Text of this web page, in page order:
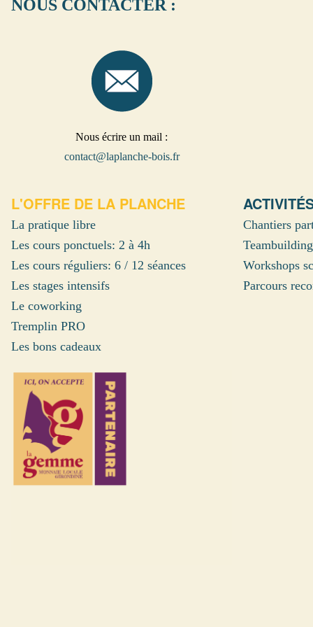
NOUS CONTACTER :
Nous écrire un mail :
contact@laplanche-bois.fr
L'OFFRE DE LA PLANCHE
La pratique libre
Les cours ponctuels: 2 à 4h
Les cours réguliers: 6 / 12 séances
Les stages intensifs
Le coworking
Tremplin PRO
Les bons cadeaux
Chantiers
Teambuilding
Workshops
Parcours